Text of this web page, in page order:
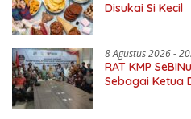
Disukai Si Kecil
8 Agustus 2026 -
RAT KMP
Sebagai Ketua